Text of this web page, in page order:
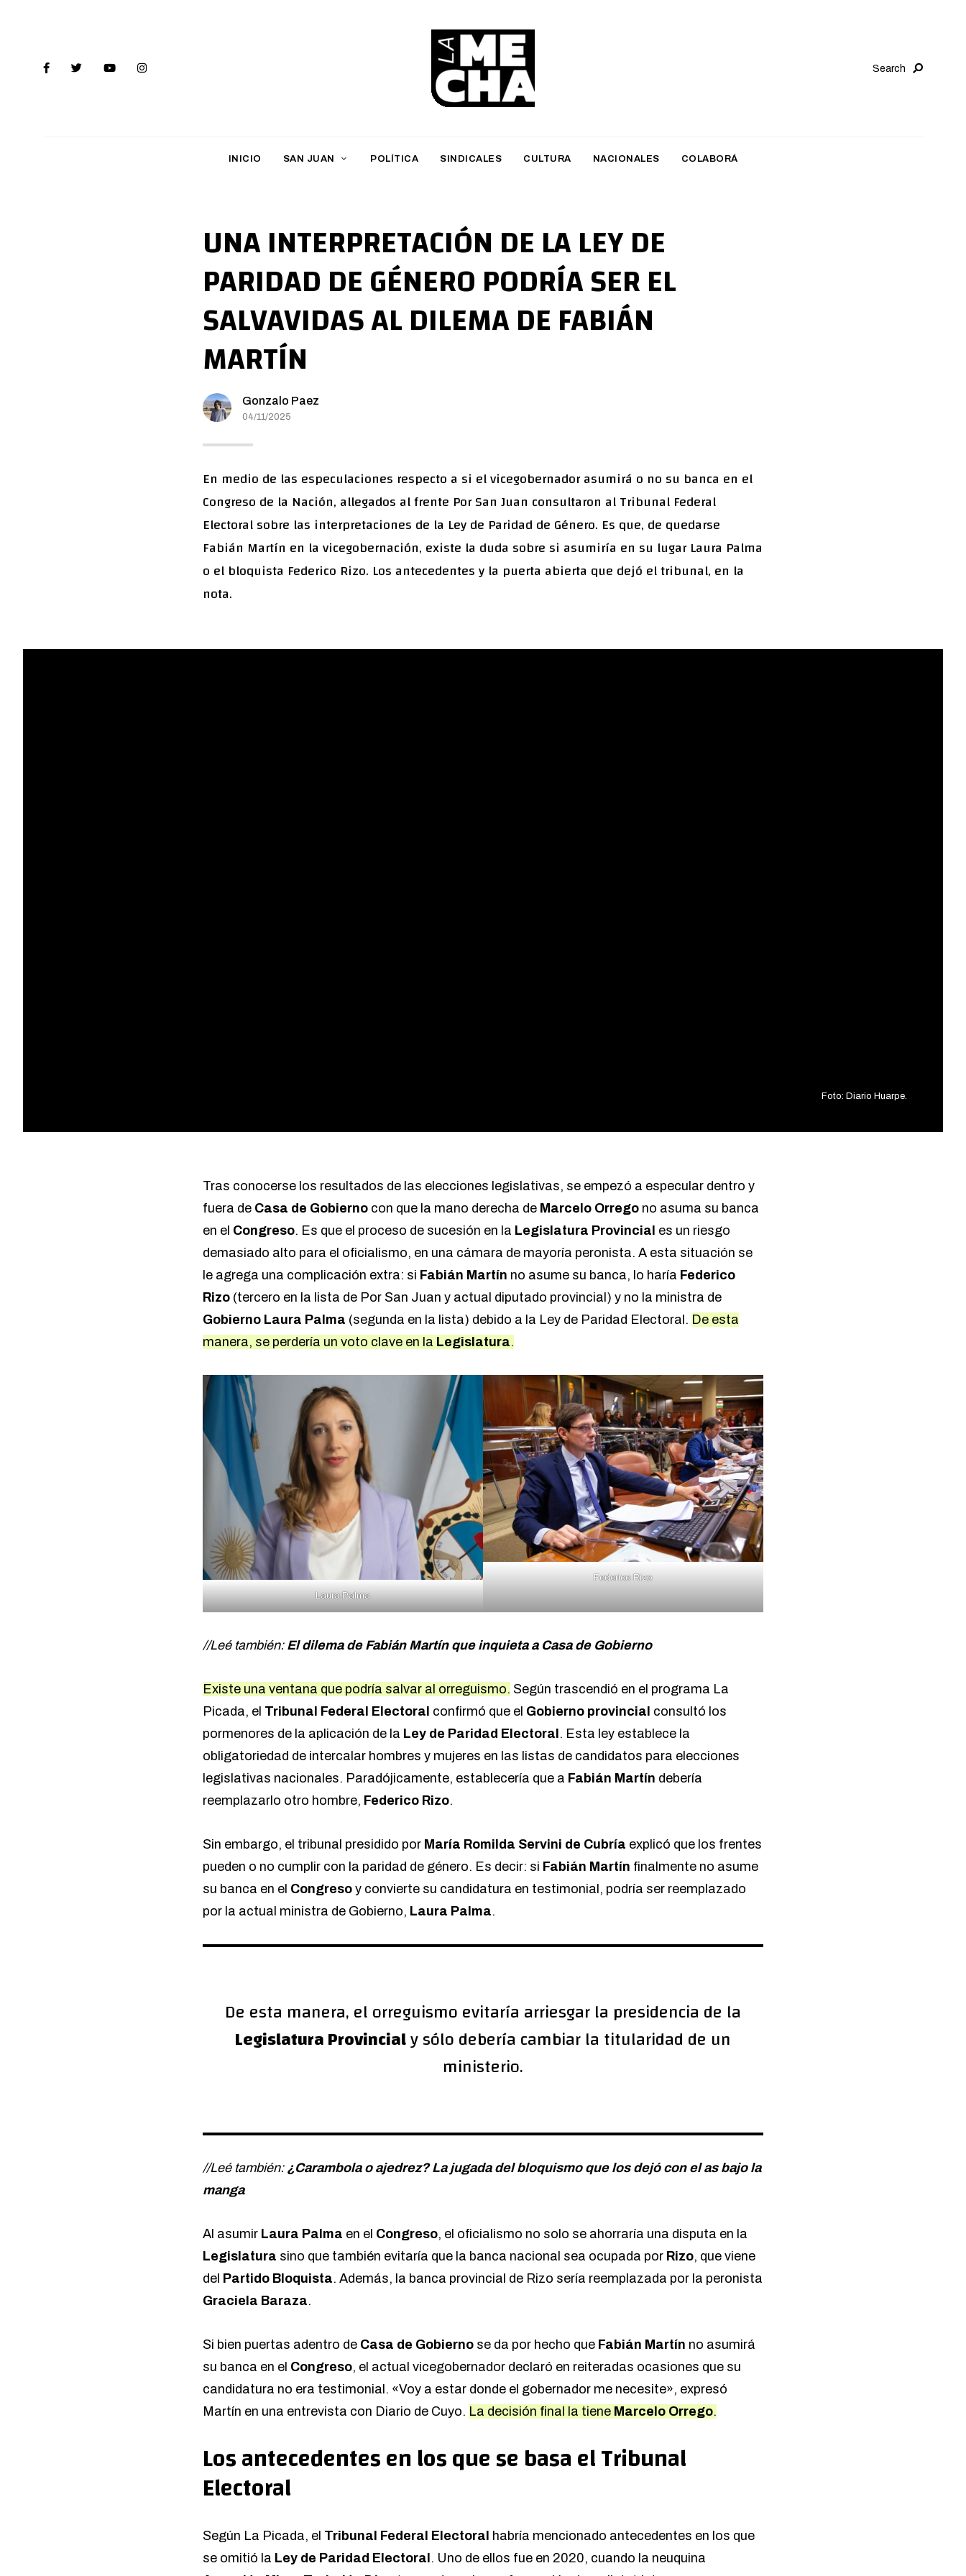
a
M
h
a
Search
INICIO SAN JUAN POLÍTICA SINDICALES CULTURA NACIONALES COLABORÁ
UNA INTERPRETACIÓN DE LA LEY DE
PARIDAD DE GÉNERO PODRÍA SER EL
SALVAVIDAS AL DILEMA DE FABIÁN
MARTÍN
Gonzalo Paez
04/11/2025
En medio de las especulaciones respecto a si el vicegobernador asumirá o no su banca en el
Congreso de la Nación, allegados al frente Por San Juan consultaron al Tribunal Federal
Electoral sobre las interpretaciones de la Ley de Paridad de Género. Es que, de quedarse
Fabián Martín en la vicegobernación, existe la duda sobre si asumiría en su lugar Laura Palma
o el bloquista Federico Rizo. Los antecedentes y la puerta abierta que dejó el tribunal, en la
nota.
Foto: Diario Huarpe.
Tras conocerse los resultados de las elecciones legislativas, se empezó a especular dentro y
fuera de Casa de Gobierno con que la mano derecha de Marcelo Orrego no asuma su banca
en el Congreso. Es que el proceso de sucesión en la Legislatura Provincial es un riesgo
demasiado alto para el oficialismo, en una cámara de mayoría peronista. A esta situación se
le agrega una complicación extra: si Fabián Martín no asume su banca, lo haría Federico
Rizo (tercero en la lista de Por San Juan y actual diputado provincial) y no la ministra de
Gobierno Laura Palma (segunda en la lista) debido a la Ley de Paridad Electoral. De esta
manera, se perdería un voto clave en la Legislatura.
Laura Palma
Federico Rizo
//Leé también: El dilema de Fabián Martín que inquieta a Casa de Gobierno
Existe una ventana que podría salvar al orreguismo. Según trascendió en el programa La
Picada, el Tribunal Federal Electoral confirmó que el Gobierno provincial consultó los
pormenores de la aplicación de la Ley de Paridad Electoral. Esta ley establece la
obligatoriedad de intercalar hombres y mujeres en las listas de candidatos para elecciones
legislativas nacionales. Paradójicamente, establecería que a Fabián Martín debería
reemplazarlo otro hombre, Federico Rizo.
Sin embargo, el tribunal presidido por María Romilda Servini de Cubría explicó que los frentes
pueden o no cumplir con la paridad de género. Es decir: si Fabián Martín finalmente no asume
su banca en el Congreso y convierte su candidatura en testimonial, podría ser reemplazado
por la actual ministra de Gobierno, Laura Palma.
De esta manera, el orreguismo evitaría arriesgar la presidencia de la
Legislatura Provincialy sólo debería cambiar la titularidad de un
ministerio.
//Leé también: ¿Carambola o ajedrez? La jugada del bloquismo que los dejó con el as bajo la
manga
Al asumir Laura Palma en el Congreso, el oficialismo no solo se ahorraría una disputa en la
Legislatura sino que también evitaría que la banca nacional sea ocupada por Rizo, que viene
del Partido Bloquista. Además, la banca provincial de Rizo sería reemplazada por la peronista
Graciela Baraza.
Si bien puertas adentro de Casa de Gobierno se da por hecho que Fabián Martín no asumirá
su banca en el Congreso, el actual vicegobernador declaró en reiteradas ocasiones que su
candidatura no era testimonial. «Voy a estar donde el gobernador me necesite», expresó
Martín en una entrevista con Diario de Cuyo. La decisión final la tiene Marcelo Orrego.
Los antecedentes en los que se basa el Tribunal
Electoral
Según La Picada, el Tribunal Federal Electoral habría mencionado antecedentes en los que
se omitió la Ley de Paridad Electoral. Uno de ellos fue en 2020, cuando la neuquina